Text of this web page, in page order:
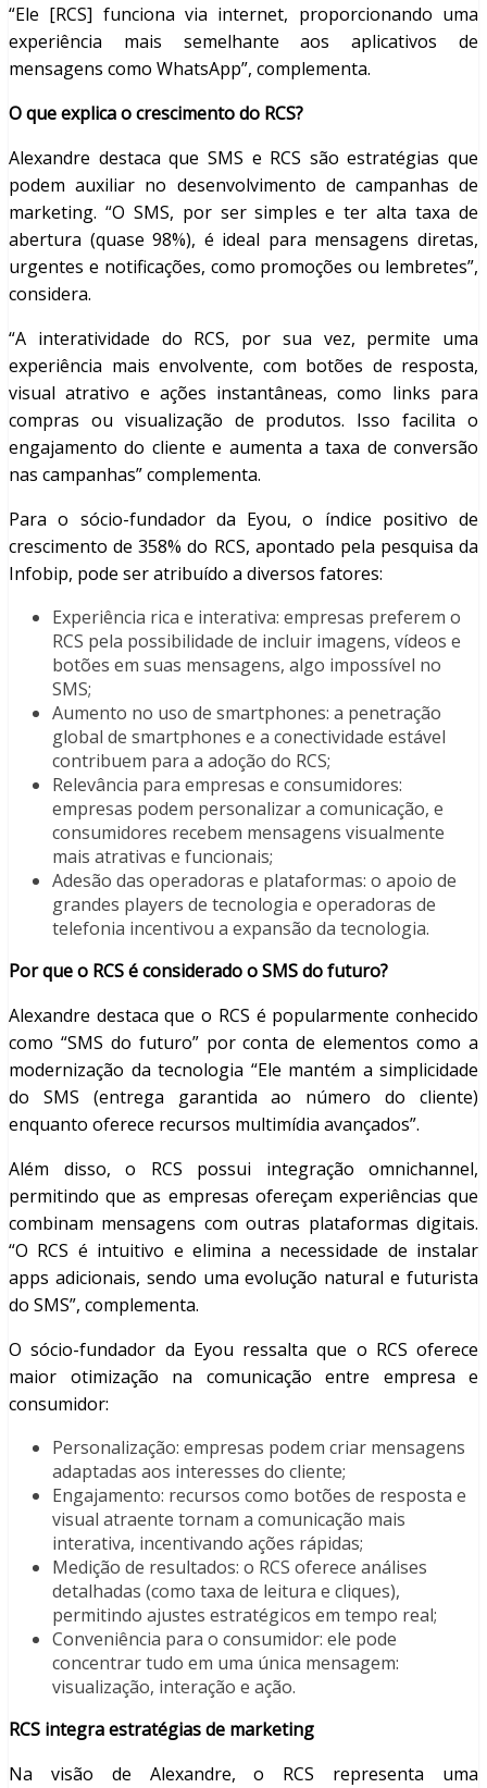
“Ele [RCS] funciona via internet, proporcionando uma
experiência mais semelhante aos aplicativos de
mensagens como WhatsApp”, complementa.
O que explica o crescimento do RCS?
Alexandre destaca que SMS e RCS são estratégias que
podem auxiliar no desenvolvimento de campanhas de
marketing. “O SMS, por ser simples e ter alta taxa de
abertura (quase 98%), é ideal para mensagens diretas,
urgentes e notificações, como promoções ou lembretes”,
considera.
“A interatividade do RCS, por sua vez, permite uma
experiência mais envolvente, com botões de resposta,
visual atrativo e ações instantâneas, como links para
compras ou visualização de produtos. Isso facilita o
engajamento do cliente e aumenta a taxa de conversão
nas campanhas” complementa.
Para o sócio-fundador da Eyou, o índice positivo de
crescimento de 358% do RCS, apontado pela pesquisa da
Infobip, pode ser atribuído a diversos fatores:
Experiência rica e interativa: empresas preferem o
RCS pela possibilidade de incluir imagens, vídeos e
botões em suas mensagens, algo impossível no
SMS;
Aumento no uso de smartphones: a penetração
global de smartphones e a conectividade estável
contribuem para a adoção do RCS;
Relevância para empresas e consumidores:
empresas podem personalizar a comunicação, e
consumidores recebem mensagens visualmente
mais atrativas e funcionais;
Adesão das operadoras e plataformas: o apoio de
grandes players de tecnologia e operadoras de
telefonia incentivou a expansão da tecnologia.
Por que o RCS é considerado o SMS do futuro?
Alexandre destaca que o RCS é popularmente conhecido
como “SMS do futuro” por conta de elementos como a
modernização da tecnologia “Ele mantém a simplicidade
do SMS (entrega garantida ao número do cliente)
enquanto oferece recursos multimídia avançados”.
Além disso, o RCS possui integração omnichannel,
permitindo que as empresas ofereçam experiências que
combinam mensagens com outras plataformas digitais.
“O RCS é intuitivo e elimina a necessidade de instalar
apps adicionais, sendo uma evolução natural e futurista
do SMS”, complementa.
O sócio-fundador da Eyou ressalta que o RCS oferece
maior otimização na comunicação entre empresa e
consumidor:
Personalização: empresas podem criar mensagens
adaptadas aos interesses do cliente;
Engajamento: recursos como botões de resposta e
visual atraente tornam a comunicação mais
interativa, incentivando ações rápidas;
Medição de resultados: o RCS oferece análises
detalhadas (como taxa de leitura e cliques),
permitindo ajustes estratégicos em tempo real;
Conveniência para o consumidor: ele pode
concentrar tudo em uma única mensagem:
visualização, interação e ação.
RCS integra estratégias de marketing
Na visão de Alexandre, o RCS representa uma